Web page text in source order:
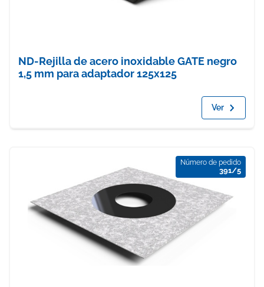
ND-Rejilla de acero inoxidable GATE negro
1,5 mm para adaptador 125x125
Ver
Número de pedido
391/5